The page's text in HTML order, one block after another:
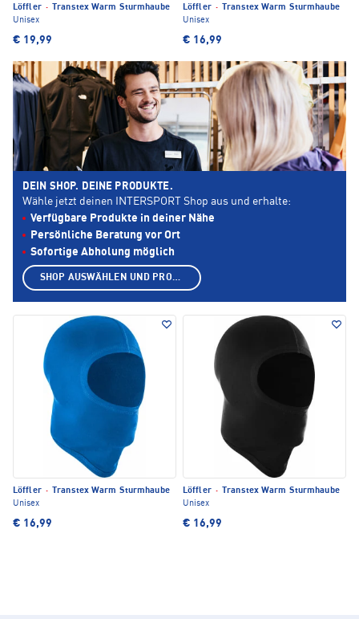
Löffler ·
Transtex Warm Sturmhaube
Unisex
€ 19,99
Löffler ·
Transtex Warm Sturmhaube
Unisex
€ 16,99
Löffler ·
Transtex Warm Sturmhaube
Unisex
€ 16,99
Löffler ·
Transtex Warm Sturmhaube
Unisex
€ 16,99
DEIN SHOP. DEINE PRODUKTE.
Wähle jetzt deinen INTERSPORT Shop aus und erhalte:
Verfügbare Produkte in deiner Nähe
Persönliche Beratung vor Ort
Sofortige Abholung möglich
SHOP AUSWÄHLEN UND PRODUKTE ANZEIGEN